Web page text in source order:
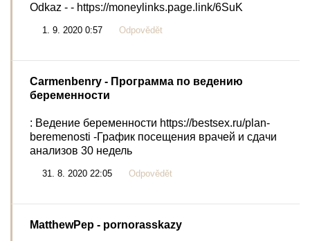
Odkaz - - https://moneylinks.page.link/6SuK
1. 9. 2020 0:57 Odpovědět
Carmenbenry - Программа по ведению
беременности
: Ведение беременности https://bestsex.ru/plan-
beremenosti -График посещения врачей и сдачи
анализов 30 недель
31. 8. 2020 22:05 Odpovědět
MatthewPep - pornorasskazy